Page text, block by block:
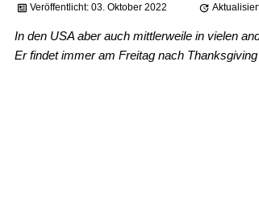
Veröffentlicht: 03. Oktober 2022
In den USA aber auch mittlerweile in vielen
Er findet immer am Freitag nach